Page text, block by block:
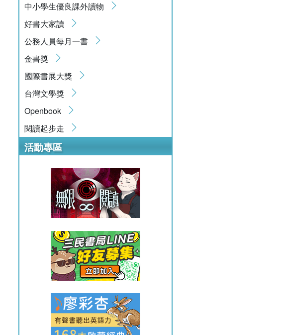
中小學生優良課外讀物
好書大家讀
公務人員每月一書
金書獎
國際書展大獎
台灣文學獎
Openbook
閱讀起步走
活動專區